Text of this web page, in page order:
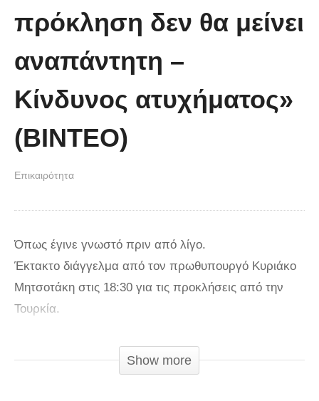
πρώτη στιγμή και συγκίνησε το
νοηματική με ένα μικρό κορίτσι
πρόκληση δεν θα μείνει
αναπάντητη –
Κίνδυνος ατυχήματος»
(ΒΙΝΤΕΟ)
Επικαιρότητα
Όπως έγινε γνωστό πριν από λίγο.
Έκτακτο διάγγελμα από τον πρωθυπουργό Κυριάκο
Μητσοτάκη στις 18:30 για τις προκλήσεις από την
Τουρκία.
Οι ώρες είναι εξαιρετικά κρίσιμες και ο Έλληνας
Show more